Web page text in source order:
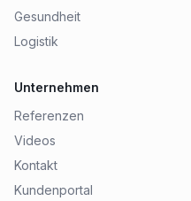
Gesundheit
Logistik
Unternehmen
Referenzen
Videos
Kontakt
Kundenportal